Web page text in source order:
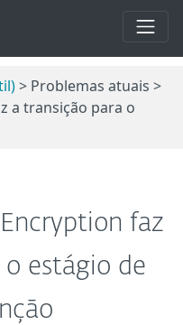
> Problemas atuais >
a transição para o
faz
estágio de